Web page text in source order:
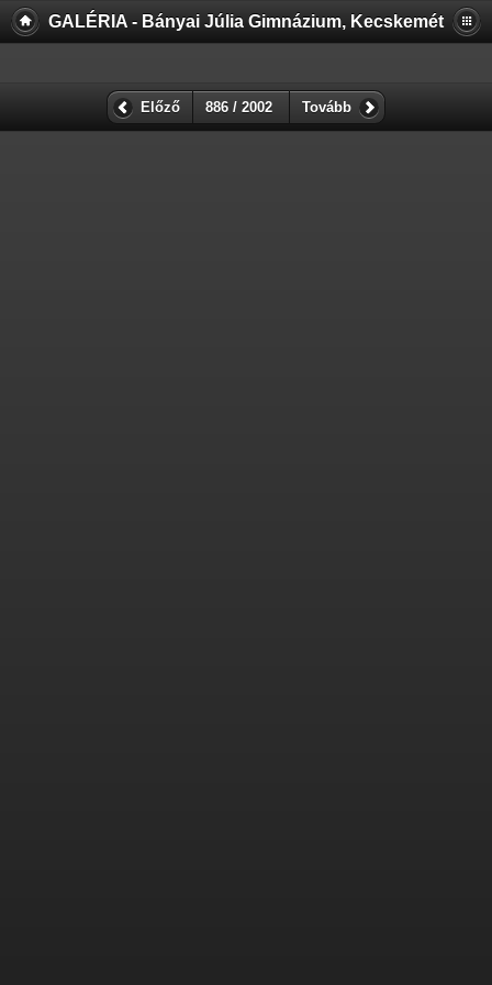
GALÉRIA - Bányai Júlia Gimnázium, Kecskemét
Előző 886 / 2002 Tovább